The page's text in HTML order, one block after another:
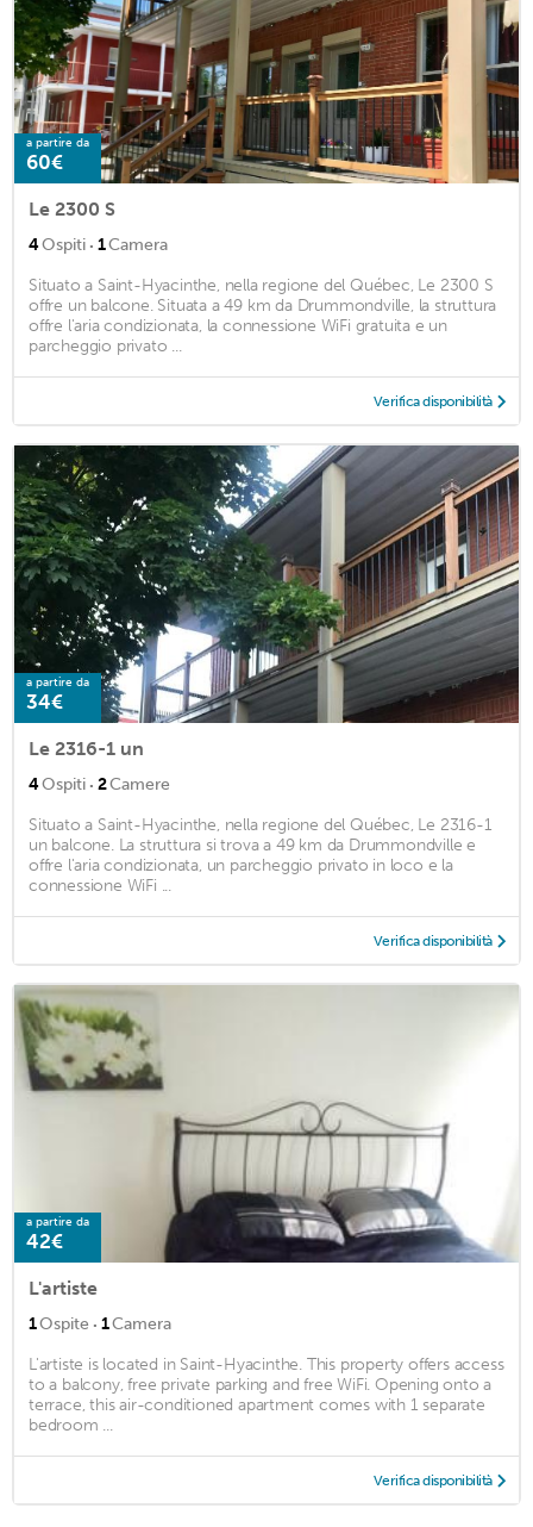
a partire da
60€
Le 2300 S
4Ospiti · 1Camera
Situato a Saint-Hyacinthe, nella regione del Québec, Le 2300 S
offre un balcone. Situata a 49 km da Drummondville, la struttura
offre l'aria condizionata, la connessione WiFi gratuita e un
parcheggio privato ...
Verifica disponibilità
a partire da
34€
Le 2316-1 un
4Ospiti · 2Camere
Situato a Saint-Hyacinthe, nella regione del Québec, Le 2316-1
un balcone. La struttura si trova a 49 km da Drummondville e
offre l'aria condizionata, un parcheggio privato in loco e la
connessione WiFi ...
Verifica disponibilità
a partire da
42€
L'artiste
1Ospite · 1Camera
L'artiste is located in Saint-Hyacinthe. This property offers access
to a balcony, free private parking and free WiFi. Opening onto a
terrace, this air-conditioned apartment comes with 1 separate
bedroom ...
Verifica disponibilità